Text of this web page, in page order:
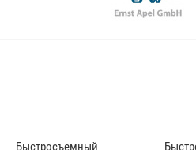
Быстросъемный